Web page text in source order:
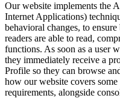
Our website implements the
Internet Applications)
behavioral changes, to
readers are able to read,
functions. As soon as a user
they immediately receive a
Profile so they can browse
how our website covers
requirements, alongside